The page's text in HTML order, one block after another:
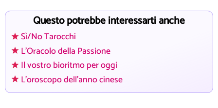
Questo potrebbe interessarti anche
Sì/No Tarocchi
L'Oracolo della Passione
Il vostro bioritmo per oggi
L'oroscopo dell'anno cinese